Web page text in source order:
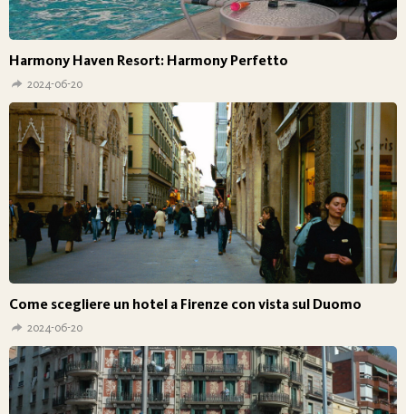
Harmony Haven Resort: Harmony Perfetto
2024-06-20
Come scegliere un hotel a Firenze con vista sul Duomo
2024-06-20